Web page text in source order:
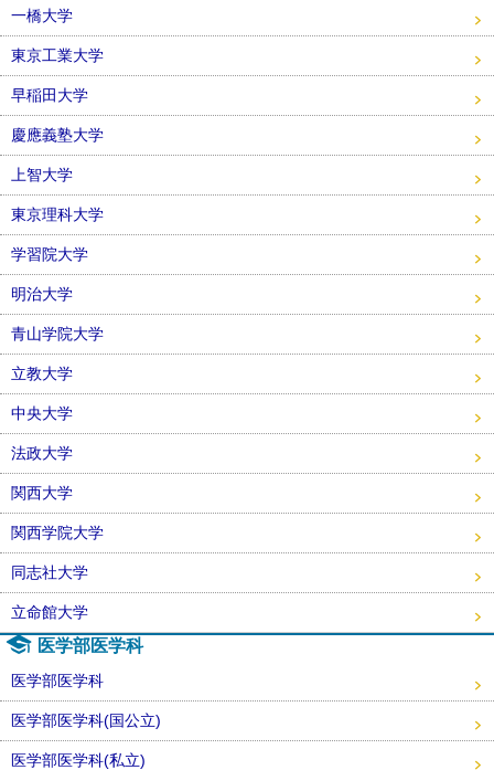
一橋大学
東京工業大学
早稲田大学
慶應義塾大学
上智大学
東京理科大学
学習院大学
明治大学
青山学院大学
立教大学
中央大学
法政大学
関西大学
関西学院大学
同志社大学
立命館大学
医学部医学科
医学部医学科
医学部医学科(国公立)
医学部医学科(私立)